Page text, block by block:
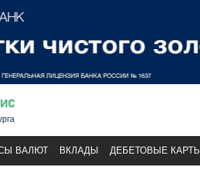
ВАЛЮТ ВКЛАДЫ ДЕБЕТОВЫЕ КАРТЫ